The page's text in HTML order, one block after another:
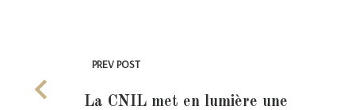
PREV POST
La CNIL met en lumière une